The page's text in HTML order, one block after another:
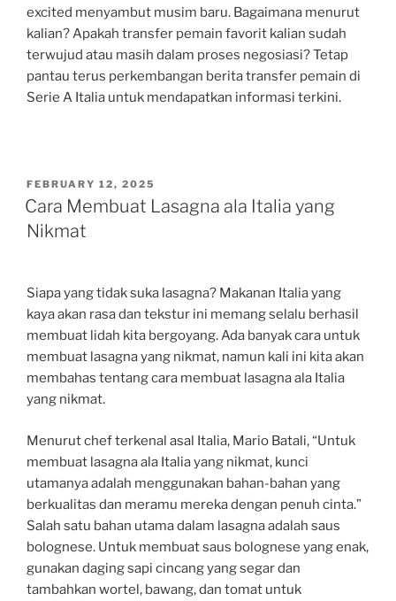
excited menyambut musim baru. Bagaimana menurut
kalian? Apakah transfer pemain favorit kalian sudah
terwujud atau masih dalam proses negosiasi? Tetap
pantau terus perkembangan berita transfer pemain di
Serie A Italia untuk mendapatkan informasi terkini.
POSTED
ON
FEBRUARY 12, 2025
Cara Membuat Lasagna ala Italia yang
Nikmat
Siapa yang tidak suka lasagna? Makanan Italia yang
kaya akan rasa dan tekstur ini memang selalu berhasil
membuat lidah kita bergoyang. Ada banyak cara untuk
membuat lasagna yang nikmat, namun kali ini kita akan
membahas tentang cara membuat lasagna ala Italia
yang nikmat.
Menurut chef terkenal asal Italia, Mario Batali, “Untuk
membuat lasagna ala Italia yang nikmat, kunci
utamanya adalah menggunakan bahan-bahan yang
berkualitas dan meramu mereka dengan penuh cinta.”
Salah satu bahan utama dalam lasagna adalah saus
bolognese. Untuk membuat saus bolognese yang enak,
gunakan daging sapi cincang yang segar dan
tambahkan wortel, bawang, dan tomat untuk